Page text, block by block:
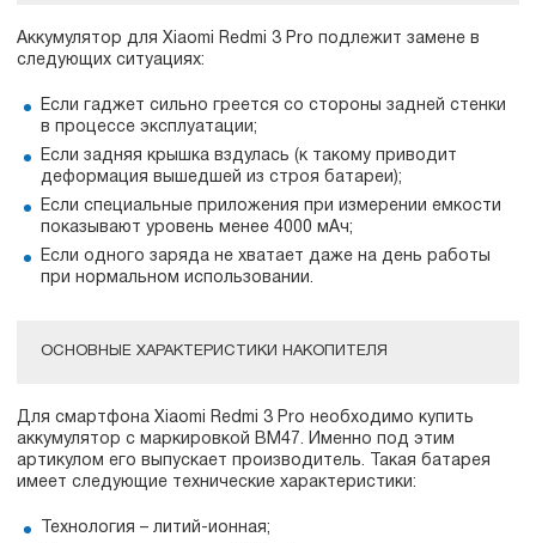
Аккумулятор для Xiaomi Redmi 3 Pro подлежит замене в
следующих ситуациях:
Если гаджет сильно греется со стороны задней стенки
в процессе эксплуатации;
Если задняя крышка вздулась (к такому приводит
деформация вышедшей из строя батареи);
Если специальные приложения при измерении емкости
показывают уровень менее 4000 мАч;
Если одного заряда не хватает даже на день работы
при нормальном использовании.
ОСНОВНЫЕ ХАРАКТЕРИСТИКИ НАКОПИТЕЛЯ
Для смартфона Xiaomi Redmi 3 Pro необходимо купить
аккумулятор с маркировкой BM47. Именно под этим
артикулом его выпускает производитель. Такая батарея
имеет следующие технические характеристики:
Технология – литий-ионная;